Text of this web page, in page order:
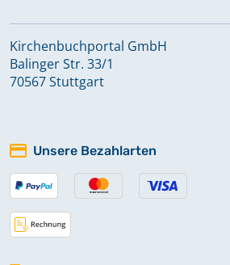
Kirchenbuchportal GmbH
Balinger Str. 33/1
70567 Stuttgart
Unsere Bezahlarten